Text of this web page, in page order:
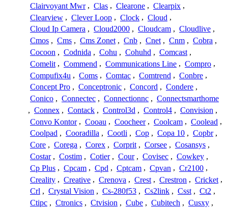
Clairvoyant Mwr , Clas , Clearone , Clearpix ,
Clearview , Clever Loop , Clock , Cloud ,
Cloud Ip Camera , Cloud2000 , Cloudcam , Cloudlive ,
Cmos , Cms , Cms Zonet , Cnb , Cnet , Cnm , Cobra ,
Cocoon , Codnida , Cohu , Cohuhd , Comcast ,
Comelit , Commend , Communications Line , Compro ,
Compufix4u , Coms , Comtac , Comtrend , Conbre ,
Concept Pro , Conceptronic , Concord , Condere ,
Conico , Connectec , Connectionnc , Connectsmarthome
, Connex , Contack , Control3d , Control4 , Convision ,
Convo Kontor , Cooau , Coocheer , Coolcam , Coolead ,
Coolpad , Cooradilla , Cootli , Cop , Copa 10 , Copbr ,
Core , Corega , Corex , Corprit , Corsee , Cosansys ,
Costar , Costim , Cotier , Cour , Covisec , Cowkey ,
Cp Plus , Cpcam , Cpd , Cptcam , Cpvan , Cr2100 ,
Creality , Creative , Crenova , Crest , Crestron , Cricket ,
Crl , Crystal Vision , Cs-280f53 , Cs2link , Csst , Ct2 ,
Ctipc , Ctronics , Ctvision , Cube , Cubitech , Cusxy ,